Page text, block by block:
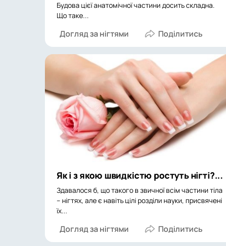
Будова цієї анатомічної частини досить складна.
Що таке...
Догляд за нігтями
Як і з якою швидкістю ростуть нігті?...
Здавалося б, що такого в звичної всім частини тіла
– нігтях, але є навіть цілі розділи науки, присвячені
їх...
Догляд за нігтями